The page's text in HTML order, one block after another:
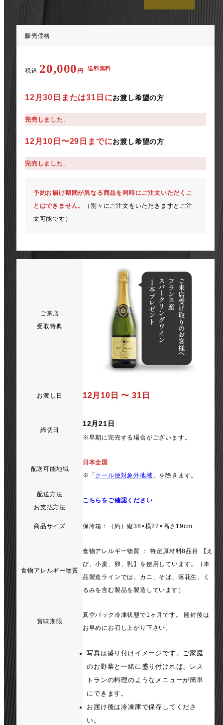
販売価格
税込 20,000 円 送料無料
12月30日または31日にお渡し希望の方
完売しました 。
12月10日〜29日までにお渡し希望の方
完売しました 。
予約お届け期間が異なる商品を同時にご注文いただくこ
とはできません。
（別々にご注文をいただきますとご注
文可能です）
ご来店
受取特典
お渡し日 12月10日 〜 31日
締切日
12月21日
※早期に完売する場合がございます。
配送可能地域
日本全国
※「 クール便対象外地域 」を除きます。
配送方法
お支払方法
こちらをご確認ください
商品サイズ 保冷箱：（約）縦38×横22×高さ19cm
食物アレルギー物質
食物アレルギー物質 ： 特定原材料8品目 【え
び、小麦、卵、乳】を使用しています。（本
品製造ラインでは、カニ、そば、落花生、く
るみを含む製品を製造しています）
賞味期限
真空パック冷凍状態で1ヶ月です。 開封後は
お早めにお召し上がり下さい。
写真は盛り付けイメージです。ご家庭
のお野菜と一緒に盛り付ければ、レス
トランの料理のようなメニューが簡単
にできます。
お届け後は冷凍庫で保存してくださ
い。